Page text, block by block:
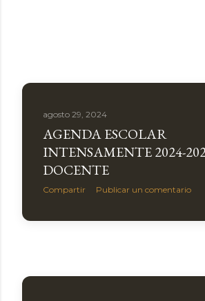
a
agosto 29, 2024
AGENDA ESCOLAR
INTENSAMENTE 2024-
DOCENTE
Compartir Publicar un comentario